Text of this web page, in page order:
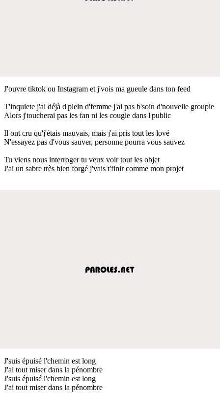
J'ouvre tiktok ou Instagram et j'vois ma gueule dans ton feed
T'inquiete j'ai déjà d'plein d'femme j'ai pas b'soin d'nouvelle groupie
Alors j'toucherai pas les fan ni les cougie dans l'public
Il ont cru qu'j'étais mauvais, mais j'ai pris tout les lové
N'essayez pas d'vous sauver, personne pourra vous sauvez
Tu viens nous interroger tu veux voir tout les objet
J'ai un sabre très bien forgé j'vais t'finir comme mon projet
J'suis épuisé l'chemin est long
J'ai tout miser dans la pénombre
J'suis épuisé l'chemin est long
J'ai tout miser dans la pénombre